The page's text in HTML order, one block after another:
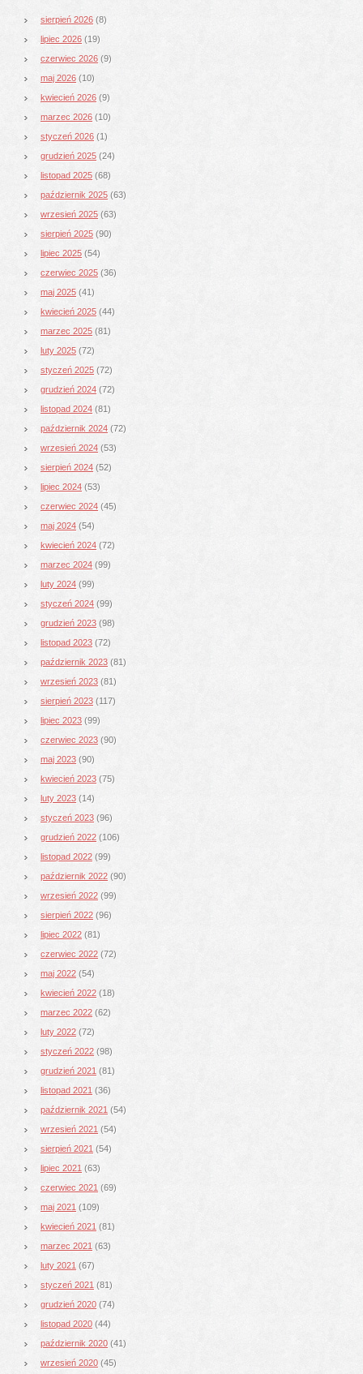
sierpień 2026 (8)
lipiec 2026 (19)
czerwiec 2026 (9)
maj 2026 (10)
kwiecień 2026 (9)
marzec 2026 (10)
styczeń 2026 (1)
grudzień 2025 (24)
listopad 2025 (68)
październik 2025 (63)
wrzesień 2025 (63)
sierpień 2025 (90)
lipiec 2025 (54)
czerwiec 2025 (36)
maj 2025 (41)
kwiecień 2025 (44)
marzec 2025 (81)
luty 2025 (72)
styczeń 2025 (72)
grudzień 2024 (72)
listopad 2024 (81)
październik 2024 (72)
wrzesień 2024 (53)
sierpień 2024 (52)
lipiec 2024 (53)
czerwiec 2024 (45)
maj 2024 (54)
kwiecień 2024 (72)
marzec 2024 (99)
luty 2024 (99)
styczeń 2024 (99)
grudzień 2023 (98)
listopad 2023 (72)
październik 2023 (81)
wrzesień 2023 (81)
sierpień 2023 (117)
lipiec 2023 (99)
czerwiec 2023 (90)
maj 2023 (90)
kwiecień 2023 (75)
luty 2023 (14)
styczeń 2023 (96)
grudzień 2022 (106)
listopad 2022 (99)
październik 2022 (90)
wrzesień 2022 (99)
sierpień 2022 (96)
lipiec 2022 (81)
czerwiec 2022 (72)
maj 2022 (54)
kwiecień 2022 (18)
marzec 2022 (62)
luty 2022 (72)
styczeń 2022 (98)
grudzień 2021 (81)
listopad 2021 (36)
październik 2021 (54)
wrzesień 2021 (54)
sierpień 2021 (54)
lipiec 2021 (63)
czerwiec 2021 (69)
maj 2021 (109)
kwiecień 2021 (81)
marzec 2021 (63)
luty 2021 (67)
styczeń 2021 (81)
grudzień 2020 (74)
listopad 2020 (44)
październik 2020 (41)
wrzesień 2020 (45)